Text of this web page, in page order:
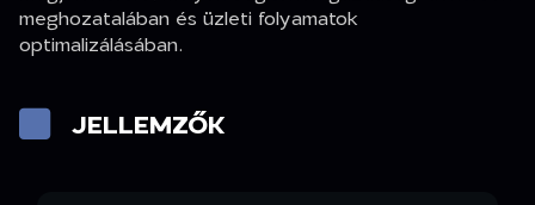
meghozatalában és üzleti folyamatok
optimalizálásában.
JELLEMZŐK